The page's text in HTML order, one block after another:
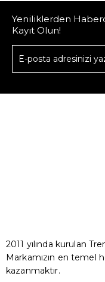
Yeniliklerden
Kayıt Olun!
2011 yılında kurulan
Markamızın en temel
kazanmaktır.